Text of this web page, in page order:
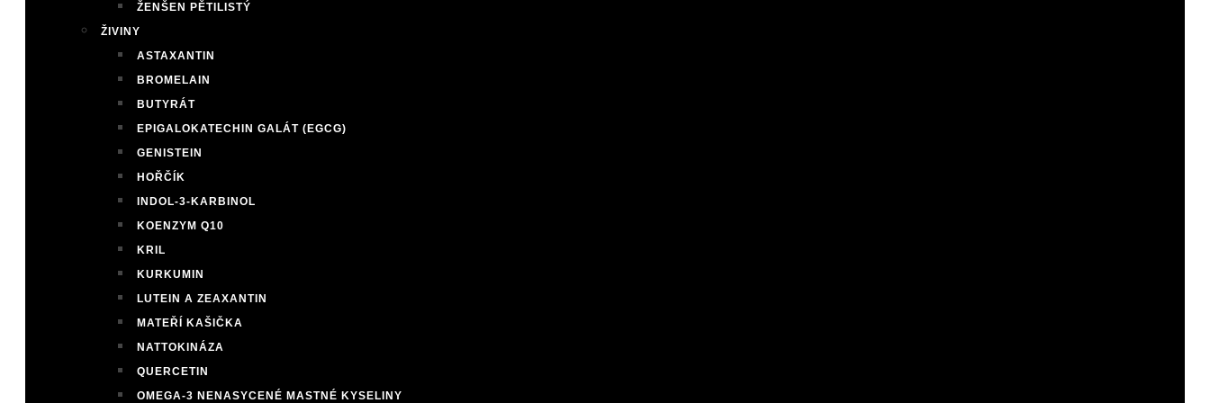
ŽENŠEN PĚTILISTÝ
ŽIVINY
ASTAXANTIN
BROMELAIN
BUTYRÁT
EPIGALOKATECHIN GALÁT (EGCG)
GENISTEIN
HOŘČÍK
INDOL-3-KARBINOL
KOENZYM Q10
KRIL
KURKUMIN
LUTEIN A ZEAXANTIN
MATEŘÍ KAŠIČKA
NATTOKINÁZA
QUERCETIN
OMEGA-3 NENASYCENÉ MASTNÉ KYSELINY